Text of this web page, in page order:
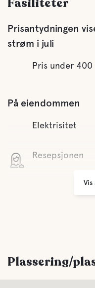
Prisantydningen
strøm i juli
Pris under 400
På eiendommen
Elektrisitet
Resepsjonen
Plassering/